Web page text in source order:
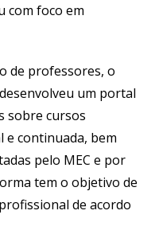
com foco em
de professores, o
um portal
sobre cursos
e continuada, bem
pelo MEC e por
tem o objetivo de
de acordo